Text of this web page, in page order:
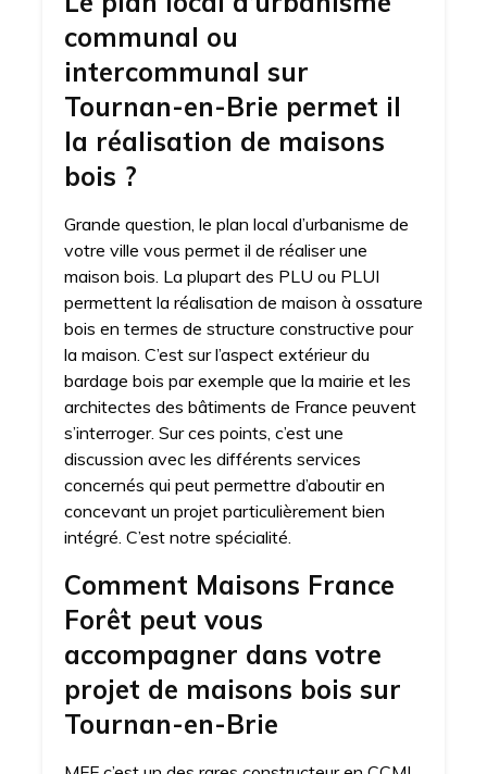
communal ou
intercommunal sur
Tournan-en-Brie permet il
la réalisation de maisons
bois ?
Grande question, le plan local d’urbanisme de
votre ville vous permet il de réaliser une
maison bois. La plupart des PLU ou PLUI
permettent la réalisation de maison à ossature
bois en termes de structure constructive pour
la maison. C’est sur l’aspect extérieur du
bardage bois par exemple que la mairie et les
architectes des bâtiments de France peuvent
s’interroger. Sur ces points, c’est une
discussion avec les différents services
concernés qui peut permettre d’aboutir en
concevant un projet particulièrement bien
intégré. C’est notre spécialité.
Comment Maisons France
Forêt peut vous
accompagner dans votre
projet de maisons bois sur
Tournan-en-Brie